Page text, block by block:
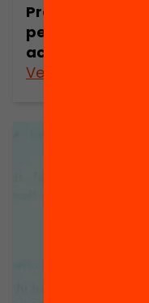
Presentació.
per donar una
Veure’n més